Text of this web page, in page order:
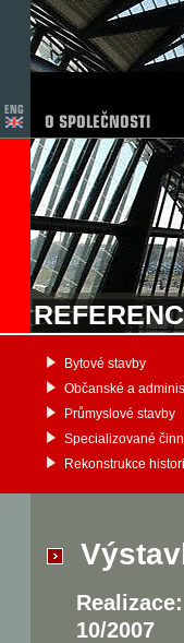
Bytové stavby
Občanské a
Průmyslové stavby
Specializované
Rekonstrukce
10/2007